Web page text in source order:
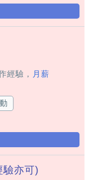
經驗，
月薪
驗亦可)